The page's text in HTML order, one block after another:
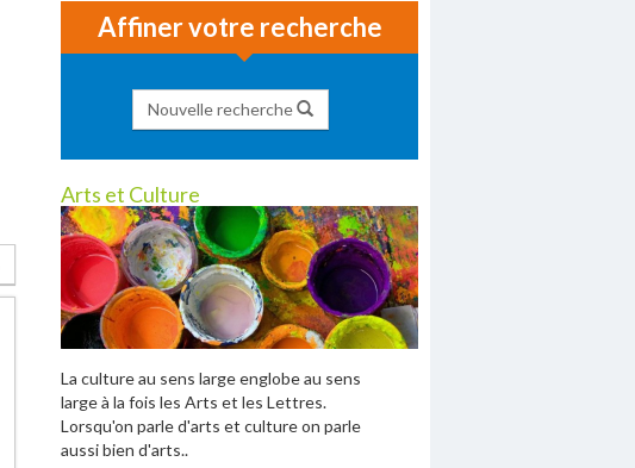
Affiner votre recherche
Nouvelle recherche
Arts et Culture
La culture au sens large englobe au sens
large à la fois les Arts et les Lettres.
Lorsqu'on parle d'arts et culture on parle
aussi bien d'arts..